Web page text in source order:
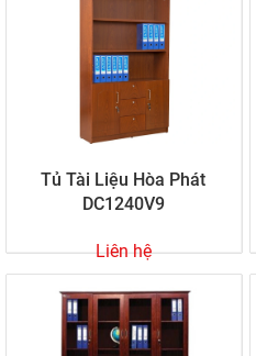
Tủ Tài Liệu Hòa Phát
DC1240V9
Liên hệ